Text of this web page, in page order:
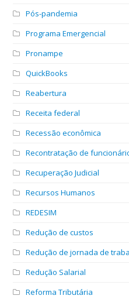
Pós-pandemia
Programa Emergencial
Pronampe
QuickBooks
Reabertura
Receita federal
Recessão econômica
Recontratação de
Recuperação Judicial
Recursos Humanos
REDESIM
Redução de custos
Redução de jornada de
Redução Salarial
Reforma Tributária